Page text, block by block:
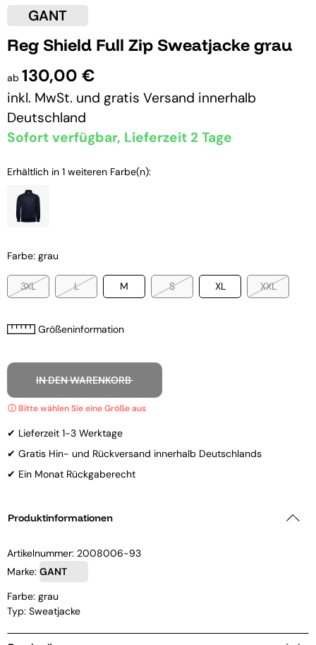
GANT
Reg Shield Full Zip Sweatjacke grau
ab 130,00 €
inkl. MwSt. und gratis Versand innerhalb
Deutschland
Sofort verfügbar, Lieferzeit 2 Tage
Erhältlich in 1 weiteren Farbe(n):
Farbe: grau
3XL L M S XL XXL
Größeninformation
IN DEN WARENKORB
✔ Lieferzeit 1-3 Werktage
✔ Gratis Hin- und Rückversand innerhalb Deutschlands
✔ Ein Monat Rückgaberecht
Produktinformationen
Artikelnummer: 2008006-93
Marke: GANT
Farbe: grau
Typ: Sweatjacke